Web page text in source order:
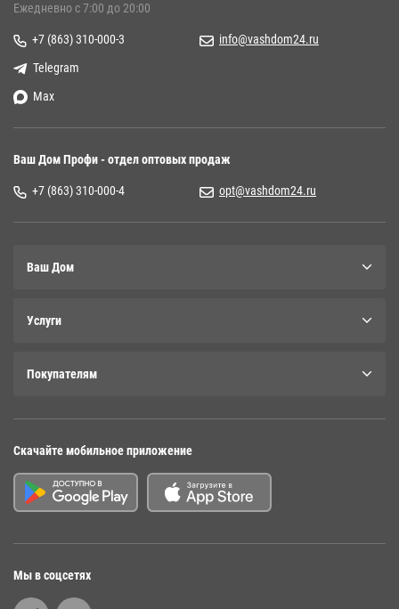
Ежедневно с 7:00 до 20:00
+7 (863) 310-000-3
info@vashdom24.ru
Telegram
Max
Ваш Дом Профи - отдел оптовых продаж
+7 (863) 310-000-4 opt@vashdom24.ru
Ваш Дом
Услуги
Покупателям
Скачайте мобильное приложение
Мы в соцсетях